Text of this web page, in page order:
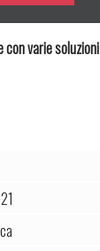
con varie soluzioni